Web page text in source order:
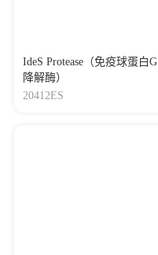
IdeS Protease（免疫球蛋白G
降解酶）
20412ES